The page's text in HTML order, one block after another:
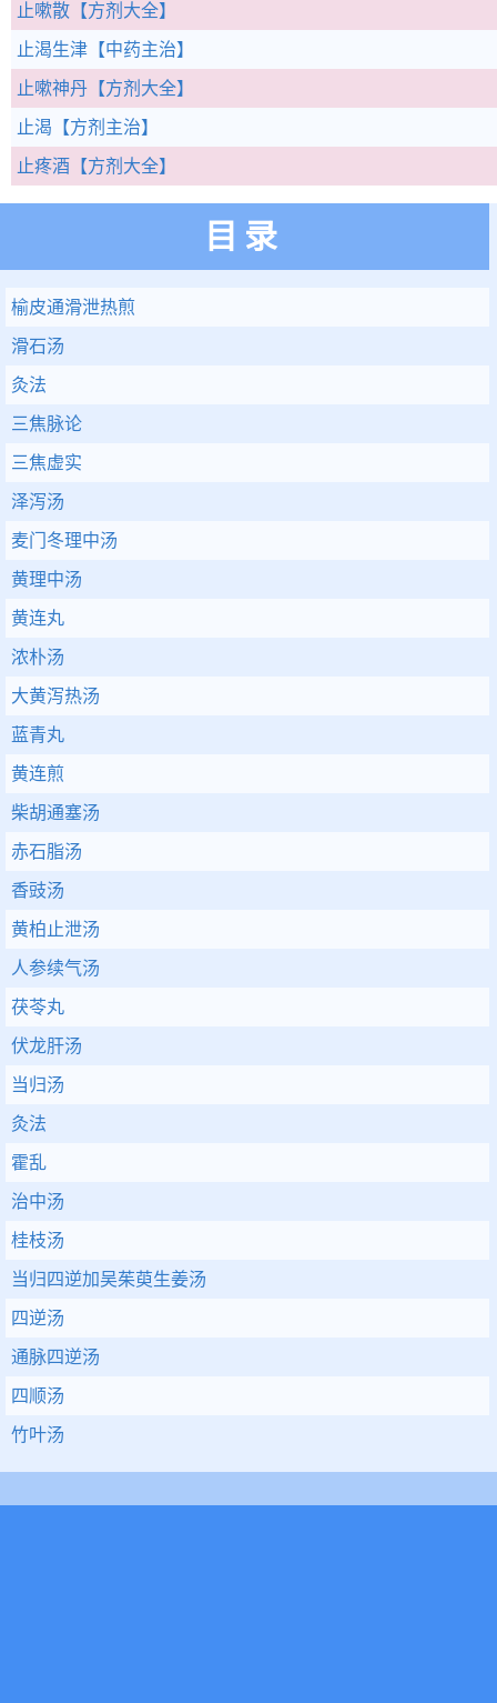
止嗽散 【方剂大全】
止渴生津 【中药主治】
止嗽神丹 【方剂大全】
止渴 【方剂主治】
止疼酒 【方剂大全】
目录
榆皮通滑泄热煎
滑石汤
灸法
三焦脉论
三焦虚实
泽泻汤
麦门冬理中汤
黄理中汤
黄连丸
浓朴汤
大黄泻热汤
蓝青丸
黄连煎
柴胡通塞汤
赤石脂汤
香豉汤
黄柏止泄汤
人参续气汤
茯苓丸
伏龙肝汤
当归汤
灸法
霍乱
治中汤
桂枝汤
当归四逆加吴茱萸生姜汤
四逆汤
通脉四逆汤
四顺汤
竹叶汤